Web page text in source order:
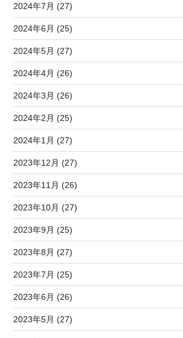
2024年7月 (27)
2024年6月 (25)
2024年5月 (27)
2024年4月 (26)
2024年3月 (26)
2024年2月 (25)
2024年1月 (27)
2023年12月 (27)
2023年11月 (26)
2023年10月 (27)
2023年9月 (25)
2023年8月 (27)
2023年7月 (25)
2023年6月 (26)
2023年5月 (27)